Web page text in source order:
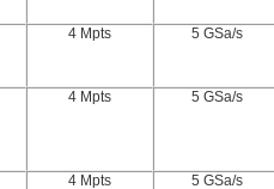
4 Mpts 5 GSa/s
4 Mpts 5 GSa/s
4 Mpts 5 GSa/s